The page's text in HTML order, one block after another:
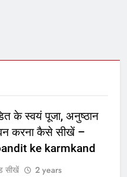
के स्वयं पूजा, अनुष्ठान
करना कैसे सीखें –
ke karmkand
सीखें
2 years